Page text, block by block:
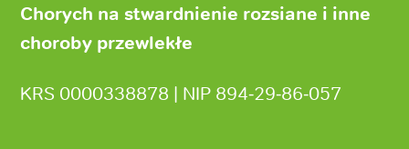
Chorych na stwardnienie rozsiane i inne
choroby przewlekłe
KRS 0000338878 | NIP 894‑29‑86‑057